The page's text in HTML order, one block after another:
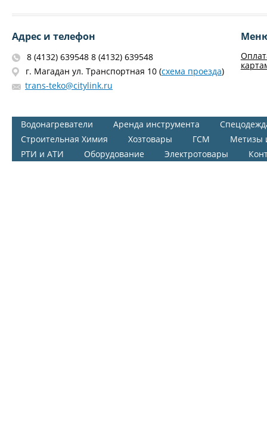
Адрес и телефон
8 (4132) 639548 8 (4132) 639548
г. Магадан ул. Транспортная 10 (схема проезда)
trans-teko@citylink.ru
Водонагреватели Аренда инструмента
Строительная Химия
Хозтовары ГСМ
Метизы
РТИ и АТИ
Оборудование Электротовары